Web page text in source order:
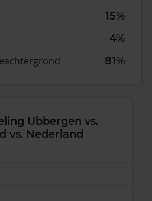
15%
4%
81%
Ubbergen vs.
vs. Nederland